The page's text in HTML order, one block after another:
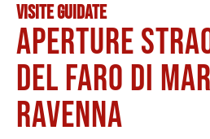
VISITE GUIDATE
Aperture
del Faro di
Ravenna